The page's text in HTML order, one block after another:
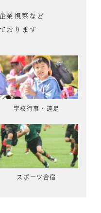
業視察など
おります
学校行事・遠足
スポーツ合宿